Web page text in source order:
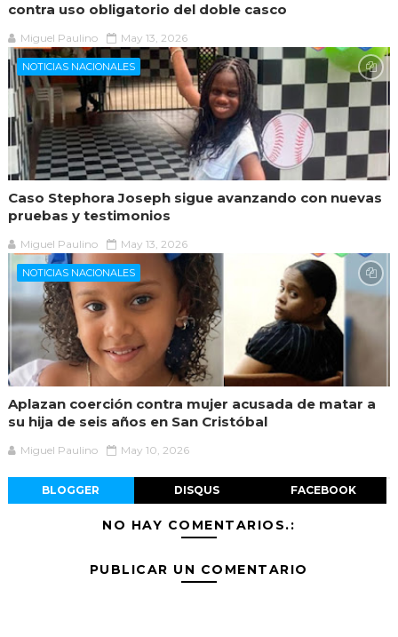
contra uso obligatorio del doble casco
Miguel Paulino May 13, 2026
NOTICIAS NACIONALES
Caso Stephora Joseph sigue avanzando con nuevas
pruebas y testimonios
Miguel Paulino May 13, 2026
NOTICIAS NACIONALES
Aplazan coerción contra mujer acusada de matar a
su hija de seis años en San Cristóbal
Miguel Paulino May 10, 2026
BLOGGER DISQUS FACEBOOK
NO HAY COMENTARIOS.:
PUBLICAR UN COMENTARIO